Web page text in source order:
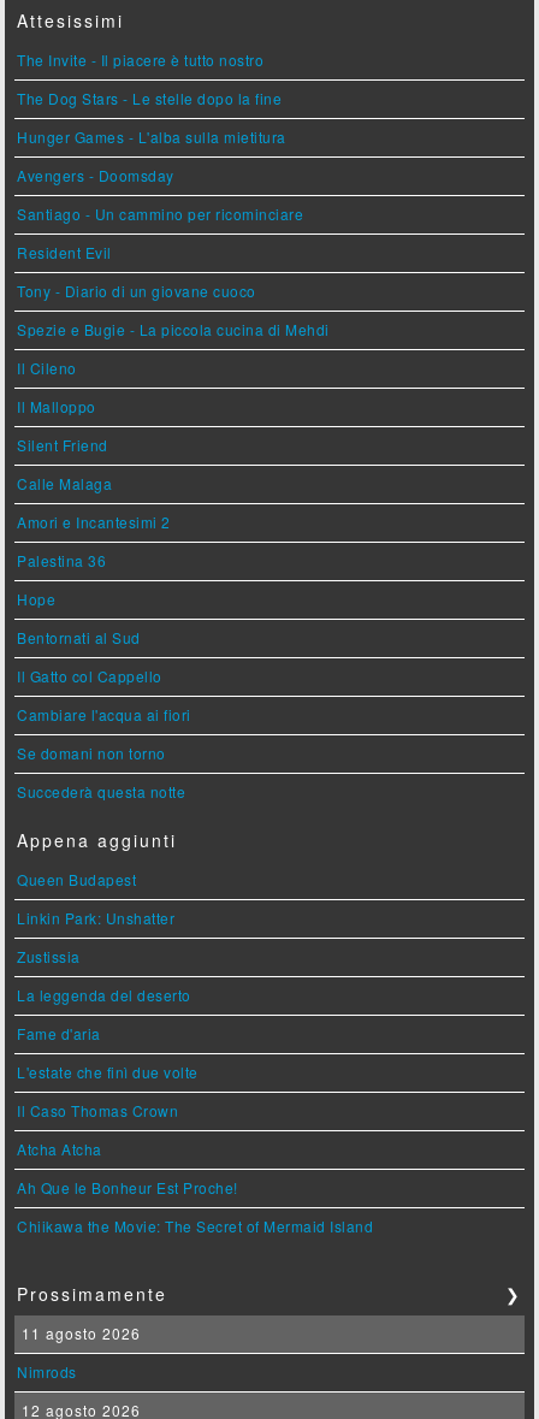
Attesissimi
The Invite - Il piacere è tutto nostro
The Dog Stars - Le stelle dopo la fine
Hunger Games - L'alba sulla mietitura
Avengers - Doomsday
Santiago - Un cammino per ricominciare
Resident Evil
Tony - Diario di un giovane cuoco
Spezie e Bugie - La piccola cucina di Mehdi
Il Cileno
Il Malloppo
Silent Friend
Calle Malaga
Amori e Incantesimi 2
Palestina 36
Hope
Bentornati al Sud
Il Gatto col Cappello
Cambiare l'acqua ai fiori
Se domani non torno
Succederà questa notte
Appena aggiunti
Queen Budapest
Linkin Park: Unshatter
Zustissia
La leggenda del deserto
Fame d'aria
L'estate che finì due volte
Il Caso Thomas Crown
Atcha Atcha
Ah Que le Bonheur Est Proche!
Chiikawa the Movie: The Secret of Mermaid Island
Prossimamente ❯
11 agosto 2026
Nimrods
12 agosto 2026